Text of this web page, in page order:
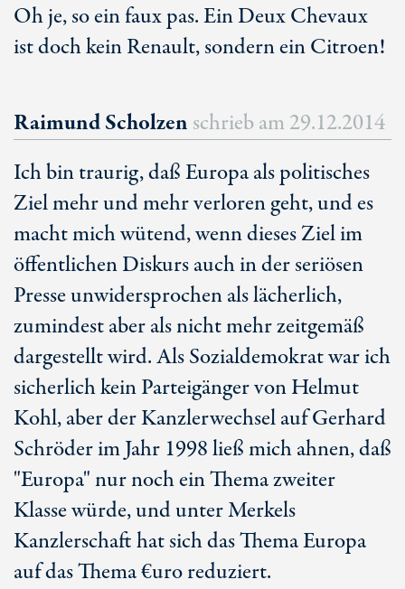
Oh je, so ein faux pas. Ein Deux Chevaux
ist doch kein Renault, sondern ein Citroen!
Raimund Scholzen schrieb am 29.12.2014
Ich bin traurig, daß Europa als politisches
Ziel mehr und mehr verloren geht, und es
macht mich wütend, wenn dieses Ziel im
öffentlichen Diskurs auch in der seriösen
Presse unwidersprochen als lächerlich,
zumindest aber als nicht mehr zeitgemäß
dargestellt wird. Als Sozialdemokrat war ich
sicherlich kein Parteigänger von Helmut
Kohl, aber der Kanzlerwechsel auf Gerhard
Schröder im Jahr 1998 ließ mich ahnen, daß
"Europa" nur noch ein Thema zweiter
Klasse würde, und unter Merkels
Kanzlerschaft hat sich das Thema Europa
auf das Thema €uro reduziert.